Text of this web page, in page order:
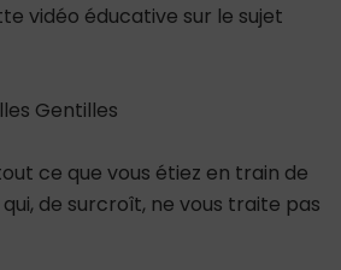
vidéo éducative sur le sujet
Gentilles
ce que vous étiez en train de
de surcroît, ne vous traite pas